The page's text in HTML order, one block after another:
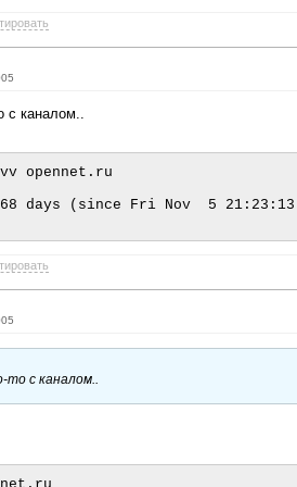
с каналом..
opennet.ru
days (since Fri Nov  5 21:23:13
с каналом..